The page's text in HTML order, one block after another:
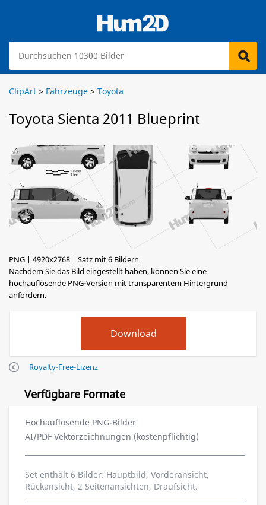
ClipArt > Fahrzeuge > Toyota
Toyota Sienta 2011 Blueprint
PNG | 4920x2768 | Satz mit 6 Bildern
Nachdem Sie das Bild eingestellt haben, können Sie eine
hochauflösende PNG-Version mit transparentem Hintergrund
anfordern.
Royalty-Free-Lizenz
Verfügbare Formate
Hochauflösende PNG-Bilder
AI/PDF Vektorzeichnungen (kostenpflichtig)
Set enthält 6 Bilder: Hauptbild, Vorderansicht,
Rückansicht, 2 Seitenansichten, Draufsicht.